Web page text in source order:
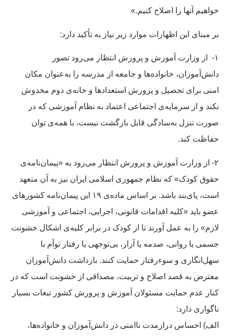
خواهیم آنها را اصلاح کنیم.»
بر مبنای این اظهارات موارد زیر نیاز به تأکید دارد:
۱- از وزارت آموزش و پرورش انتظار می‌رود تصور
دانش‌آموزان، خانواده‌ها و جامعه از مدرسه را به‌عنوان مکان
امنی برای تحصیل و پرورش استعدادها و خانه‌ی دوم مخدوش
نکند و از سرمایه‌ی اجتماعی اعتماد به نظام آموزشی که در
صورت تنزل به‌سادگی قابل بازگشت نیست، با همه‌ی توان
حفاظت کند.
۲- از وزارت آموزش و پرورش انتظار می‌رود به «پیمان‌نامه‌ی
حقوق کودک» که نظام جمهوری اسلامی ایران نیز به آن متعهد
است، پای‌بند باشد. بر اساس ماده‌ی ۱۹ این پیمان‌نامه کشورهای
عضو باید «کلیه اقدامات قانونی، اجرایی، اجتماعی و آموزشی
لازم» را به عمل آورند تا از کودک در برابر کلیه‌ی اشکال خشونت
جسمی ‌یا روانی، صدمه یا آزار، بی‌توجهی یا رفتار توأم با
سهل‌انگاری و سوءرفتار حمایت کنند. بازداشت دانش‌آموزان
معترض به قصد اصلاح و تربیت، مصداقی از خشونت است که در
کنار عدم حمایت مسئولان آموزش و پرورش کشور تبعات بسیار
ناگواری دارد:
الف) احساس درازمدت ناامنی در دانش‌آموزان و خانواده‌ها،